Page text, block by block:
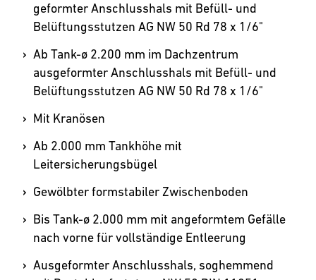
geformter Anschlusshals mit Befüll- und
Belüftungsstutzen AG NW 50 Rd 78 x 1/6"
Ab Tank-ø 2.200 mm im Dach­zentrum
ausgeformter Anschlusshals mit Befüll- und
Belüftungsstutzen AG NW 50 Rd 78 x 1/6"
Mit Kranösen
Ab 2.000 mm Tankhöhe mit
Leitersicherungsbügel
Gewölbter formstabiler Zwischenboden
Bis Tank-ø 2.000 mm mit angeformtem Gefälle
nach vorne für vollständige Entleerung
Ausgeformter Anschlusshals, soghemmend